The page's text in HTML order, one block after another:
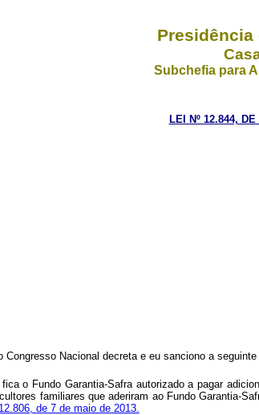
Presidência
Subchefia para
LEI Nº 12.844,
Congresso Nacional decreta e eu sanciono a seguinte
o Fundo Garantia-Safra autorizado a pagar
familiares que aderiram ao Fundo Garantia-
de 7 de maio de 2013.